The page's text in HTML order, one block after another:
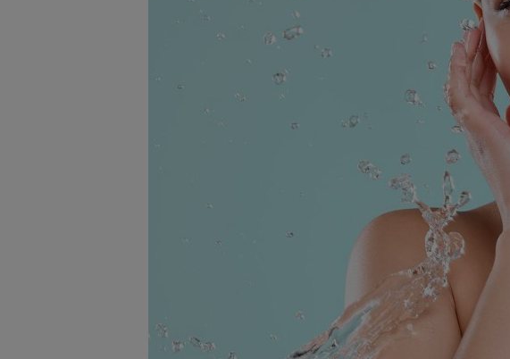
Przechowywanie informacji na urządzeniu
badnie odbiorców i ulepszanie usług.Lista